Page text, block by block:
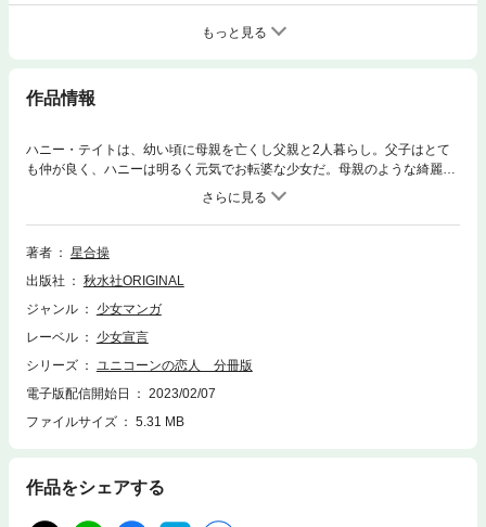
もっと見る
作品情報
ハニー・テイトは、幼い頃に母親を亡くし父親と2人暮らし。父子はとて
も仲が良く、ハニーは明るく元気でお転婆な少女だ。母親のような綺麗な
バレリーナになれるようにと父親からバレエのレッスンを受けている。だ
が、ハニーが13歳の時、父親は事故で亡くなってしまう。天涯孤独となっ
たハニーに救いの手を差し伸べたのは、父親の親友、オーソン氏だった。
彼は自らが校長を務めるロンドンのオーソン・バレエ・アカデミーにハニ
事になるが、教師のエメリアはなぜか執拗にハニーに辛くあたる。それで
も負けずに才能の片りんを見せ始めるハニー。そして発表会を目指す
著者
星合操
出版社
秋水社ORIGINAL
ジャンル
少女マンガ
レーベル
少女宣言
シリーズ
ユニコーンの恋人 分冊版
電子版配信開始日
2023/02/07
ファイルサイズ
5.31 MB
作品をシェアする